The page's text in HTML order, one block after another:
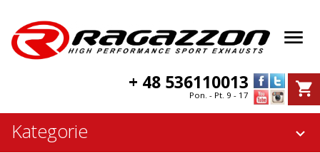
+ 48 536110013
Pon. - Pt. 9 - 17
Kategorie